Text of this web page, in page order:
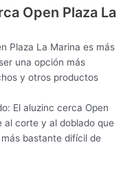
Open Plaza La
Plaza La Marina es más
una opción más
y otros productos
El aluzinc cerca Open
al corte y al doblado que
bastante difícil de